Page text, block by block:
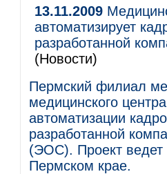
13.11.2009
автоматизирует
разработанной
(Новости)
Пермский филиал
медицинского
автоматизации
разработанной
(ЭОС). Проект
Пермском крае.